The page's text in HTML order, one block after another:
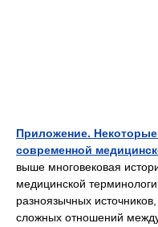
Приложение.
современной
выше многовековая
медицинской
разноязычных
сложных отношений